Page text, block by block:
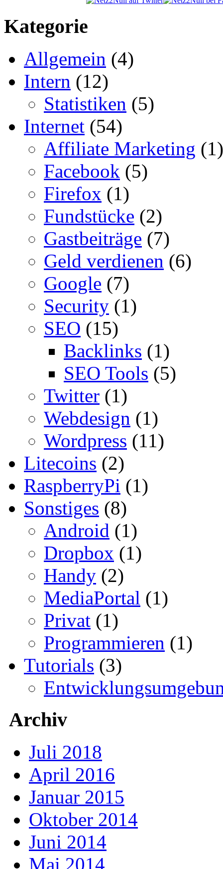
Kategorie
Allgemein (4)
Intern (12)
Statistiken (5)
Internet (54)
Affiliate Marketing (1)
Facebook (5)
Firefox (1)
Fundstücke (2)
Gastbeiträge (7)
Geld verdienen (6)
Google (7)
Security (1)
SEO (15)
Backlinks (1)
SEO Tools (5)
Twitter (1)
Webdesign (1)
Wordpress (11)
Litecoins (2)
RaspberryPi (1)
Sonstiges (8)
Android (1)
Dropbox (1)
Handy (2)
MediaPortal (1)
Privat (1)
Programmieren (1)
Tutorials (3)
Archiv
Juli 2018
April 2016
Januar 2015
Oktober 2014
Juni 2014
Mai 2014